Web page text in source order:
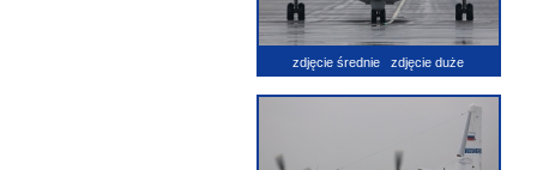
zdjęcie średnie zdjęcie duże